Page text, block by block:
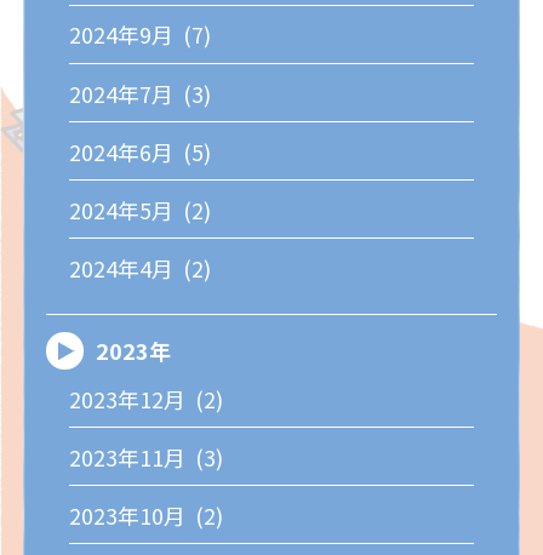
2024年9月 (7)
2024年7月 (3)
2024年6月 (5)
2024年5月 (2)
2024年4月 (2)
2023年
2023年12月 (2)
2023年11月 (3)
2023年10月 (2)